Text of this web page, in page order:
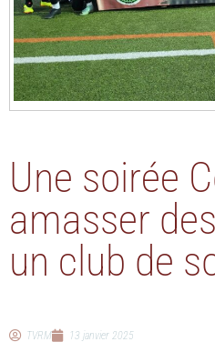
Une soirée
amasser
un club de
TVRM 13 janvier 2025